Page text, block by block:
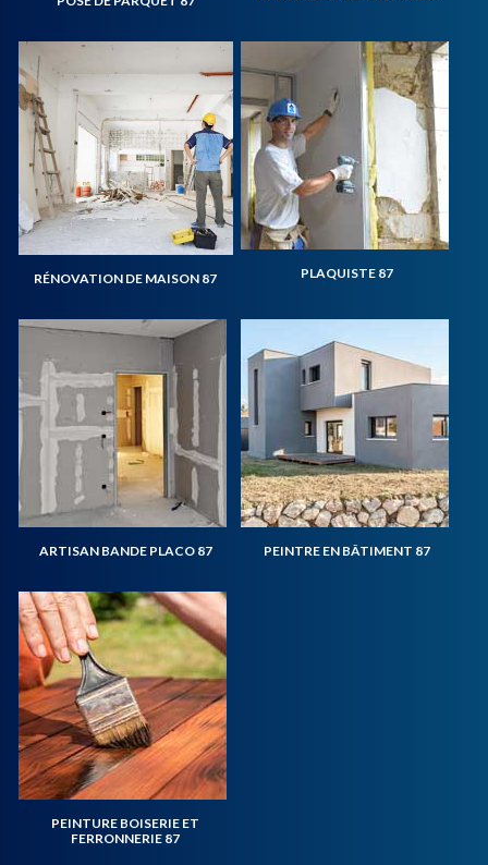
RÉNOVATION DE MAISON 87 PLAQUISTE 87
ARTISAN BANDE PLACO 87 PEINTRE EN BÂTIMENT 87
PEINTURE BOISERIE ET
FERRONNERIE 87